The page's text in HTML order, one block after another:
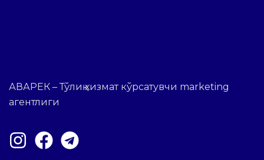
АВАРЕК – Тўлиқ хизмат кўрсатувчи marketing
агентлиги